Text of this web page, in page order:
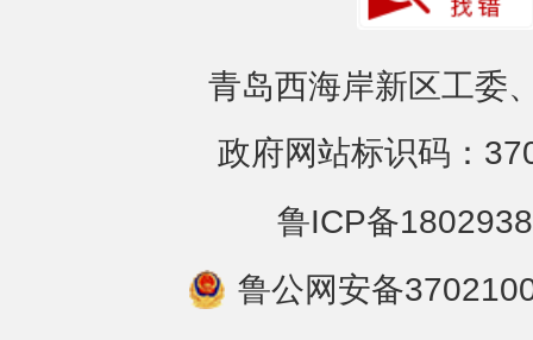
青岛西海岸新区工委
政府网站标识码：
鲁ICP备
鲁公网安备